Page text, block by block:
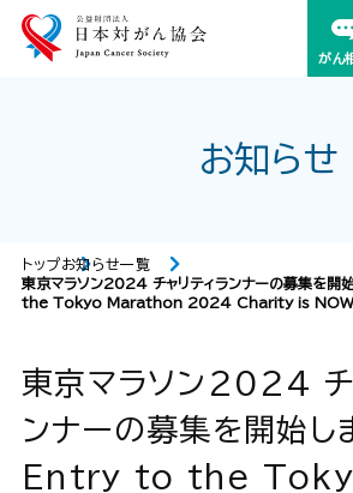
がん
お知らせ
トップお知らせ一覧
東京マラソン2024 チャリティランナーの募集を
the Tokyo Marathon 2024 Charity is NOW
東京マラソン2024 チ
ンナーの募集を開始し
Entry to the